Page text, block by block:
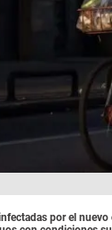
por el